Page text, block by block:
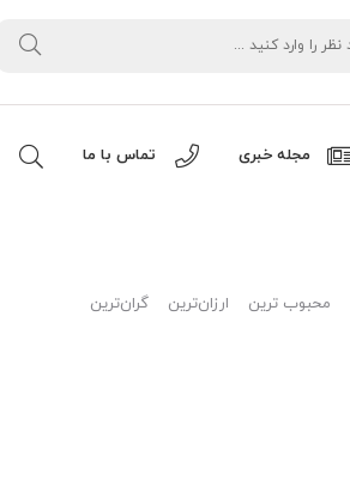
مجله خبری تماس با ما
محبوب ترین ارزان‌ترین گران‌ترین